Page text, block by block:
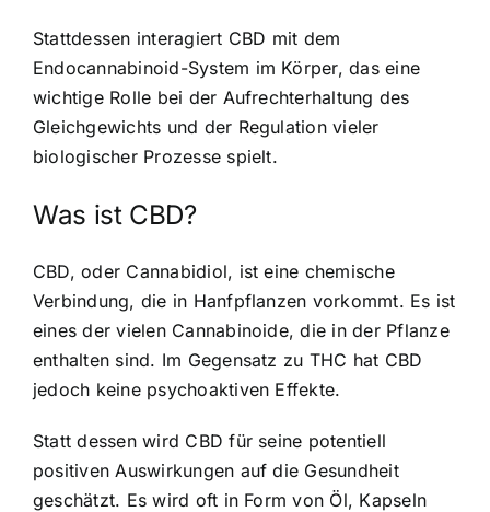
Stattdessen interagiert CBD mit dem
Endocannabinoid-System im Körper, das eine
wichtige Rolle bei der Aufrechterhaltung des
Gleichgewichts und der Regulation vieler
biologischer Prozesse spielt.
Was ist CBD?
CBD, oder Cannabidiol, ist eine chemische
Verbindung, die in Hanfpflanzen vorkommt. Es ist
eines der vielen Cannabinoide, die in der Pflanze
enthalten sind. Im Gegensatz zu THC hat CBD
jedoch keine psychoaktiven Effekte.
Statt dessen wird CBD für seine potentiell
positiven Auswirkungen auf die Gesundheit
geschätzt. Es wird oft in Form von Öl, Kapseln